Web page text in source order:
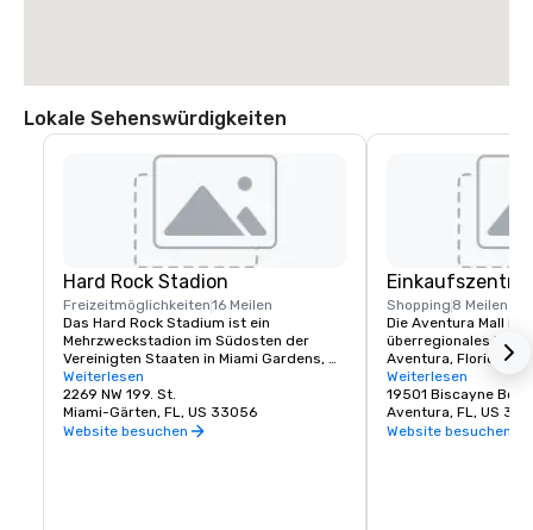
Kommen Sie rechts an Ihrem Ziel an
Hilton Cabana Miami Beach, 6261 Collins Avenue, Miami Beach, Florida,
Lokale Sehenswürdigkeiten
Hard Rock Stadion
Freizeitmöglichkeiten16 Meilen
Das Hard Rock Stadium ist ein
Mehrzweckstadion im Südosten der
Vereinigten Staaten in Miami Gardens,
Florida. Das Stadion ist das Heimstadion
der Miami Dolphins aus der National
Football League und der Miami
Hurricanes, der College-Football-
Weiterlesen
2269 NW 199. St.
Miami-Gärten, FL, US 33056
Website besuchen
Shopping 8 Meilen
Die Aventura Mall ist
überregionales
Aventura, Florida,
Vorort von Miami.
konventionelle
Florida mit einer
2.700.000
Weiterlesen
19501 Biscayne
Aventura, FL, US
Website besuchen